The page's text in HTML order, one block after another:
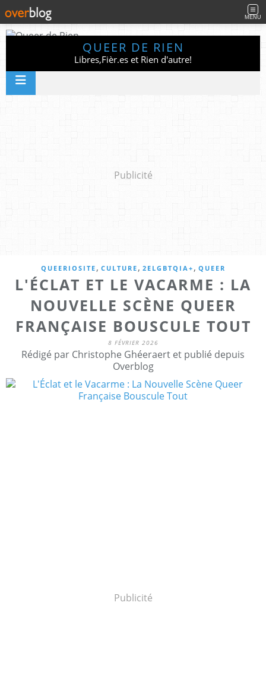
MENU
QUEER DE RIEN
Libres,Fièr.es et Rien d'autre!
Publicité
QUEERIOSITE , CULTURE , 2ELGBTQIA+ , QUEER
L'ÉCLAT ET LE VACARME : LA
NOUVELLE SCÈNE QUEER
FRANÇAISE BOUSCULE TOUT
8 FÉVRIER 2026
Rédigé par Christophe Ghéeraert et publié depuis
Overblog
Publicité